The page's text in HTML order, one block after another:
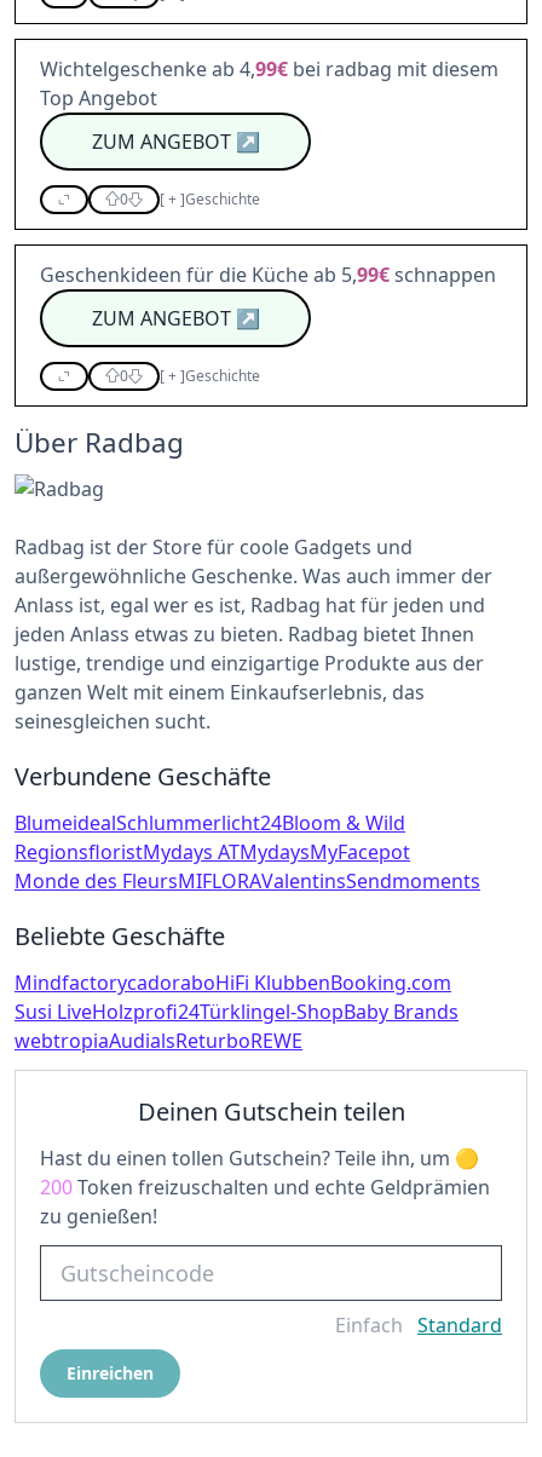
Wichtelgeschenke ab 4,99€ bei radbag mit diesem
Top Angebot
ZUM ANGEBOT↗
0 [+]Geschichte
Geschenkideen für die Küche ab 5,99€schnappen
ZUM ANGEBOT↗
0 [+]Geschichte
Über Radbag
Radbag ist der Store für coole Gadgets und
außergewöhnliche Geschenke. Was auch immer der
Anlass ist, egal wer es ist, Radbag hat für jeden und
jeden Anlass etwas zu bieten. Radbag bietet Ihnen
lustige, trendige und einzigartige Produkte aus der
ganzen Welt mit einem Einkaufserlebnis, das
seinesgleichen sucht.
Verbundene Geschäfte
BlumeidealSchlummerlicht24Bloom & Wild
RegionsfloristMydays ATMydaysMyFacepot
Monde des FleursMIFLORAValentinsSendmoments
Beliebte Geschäfte
MindfactorycadoraboHiFi KlubbenBooking.com
Susi LiveHolzprofi24Türklingel-ShopBaby Brands
webtropiaAudialsReturboREWE
Deinen Gutschein teilen
Hast du einen tollen Gutschein? Teile ihn, um
200Token freizuschalten und echte Geldprämien
zu genießen!
Einfach Standard
Einreichen